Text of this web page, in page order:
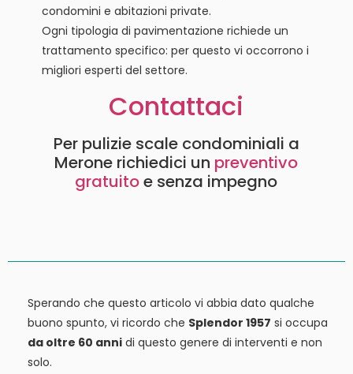
condomini e abitazioni private.
Ogni tipologia di pavimentazione richiede un
trattamento specifico: per questo vi occorrono i
migliori esperti del settore.
Contattaci
Per pulizie scale condominiali a
Merone richiedici un preventivo
gratuitoe senza impegno
Sperando che questo articolo vi abbia dato qualche
buono spunto, vi ricordo che Splendor 1957 si occupa
da oltre 60 anni di questo genere di interventi e non
solo.